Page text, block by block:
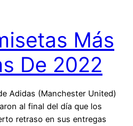
Más
De 2022
Adidas (Manchester United)
al final del día que los
retraso en sus entregas